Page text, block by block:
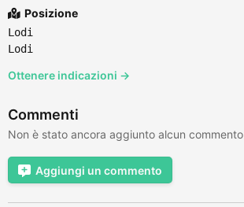
Posizione
Lodi
Lodi
Ottenere indicazioni →
Commenti
Non è stato ancora aggiunto alcun commento
Aggiungi un commento